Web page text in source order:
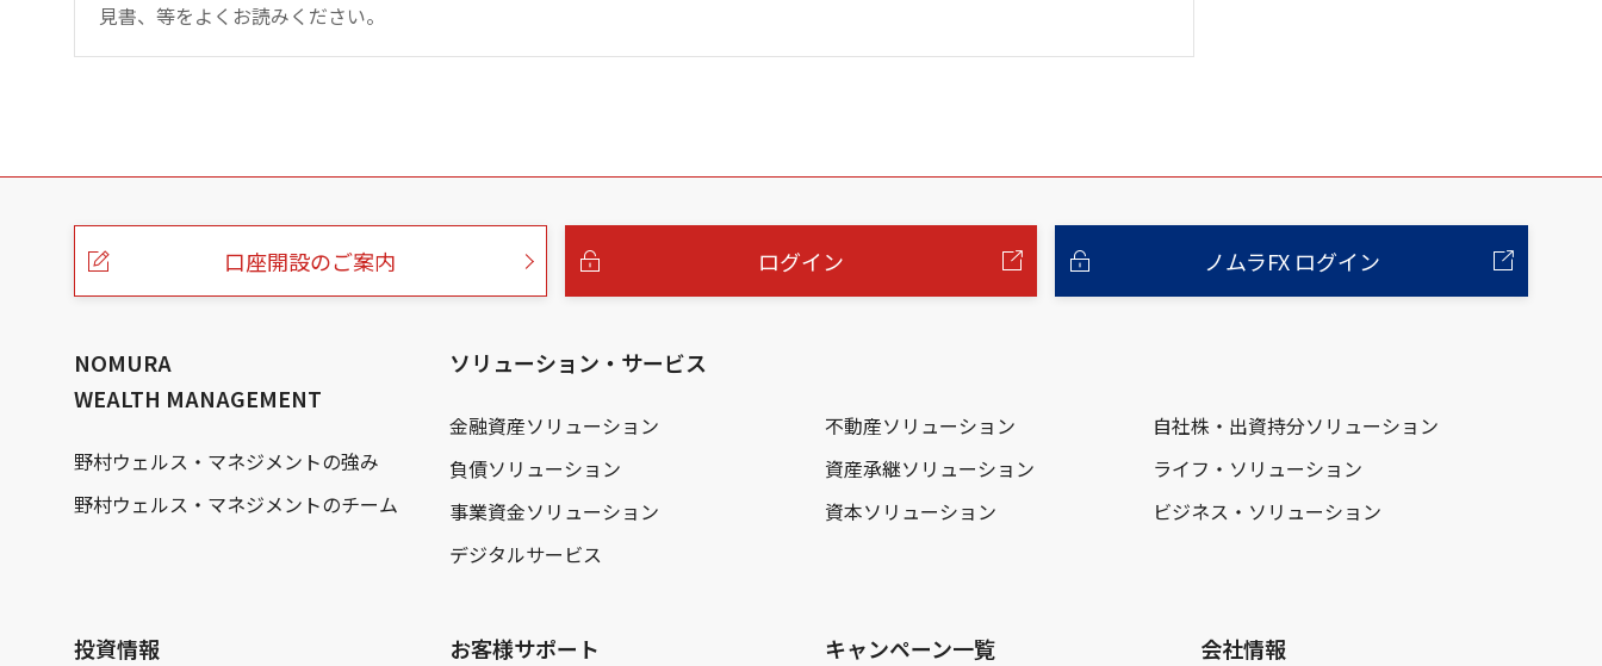
見書、等をよくお読みください。
こ
口座開設のご案内 ログイン ノムラFX ログイン
NOMURA
WEALTH MANAGEMENT
野村ウェルス・マネジメントの強み
野村ウェルス・マネジメントのチーム
ソリューション・サービス
金融資産ソリューション 不動産ソリューション
自社株・出資持分ソリューション
負債ソリューション
資産承継ソリューション
ライフ・ソリューション
事業資金ソリューション
資本ソリューション
ビジネス・ソリューション
デジタルサービス
投資情報 お客様サポート
キャンペーン一覧
会社情報